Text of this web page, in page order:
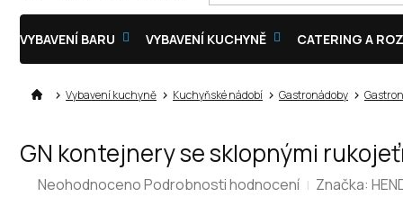
VYBAVENÍ BARU VYBAVENÍ KUCHYNĚ CATERING A
Vybavení kuchyně Kuchyňské nádobí Gastronádoby
GN kontejnery se sklopnými
Průměrné
NeohodnocenoPodrobnosti hodnocení Značka: